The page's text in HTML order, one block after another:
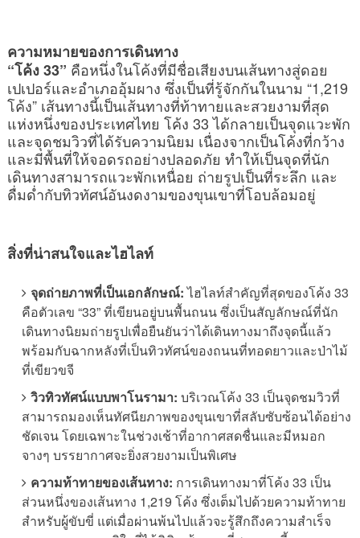
ความหมายของการเดินทาง
“โค้ง 33” คือหนึ่งในโค้งที่มีชื่อเสียงบนเส้นทางสู่ดอย
เปเปอร์และอำเภออุ้มผาง ซึ่งเป็นที่รู้จักกันในนาม “1,219
โค้ง” เส้นทางนี้เป็นเส้นทางที่ท้าทายและสวยงามที่สุด
แห่งหนึ่งของประเทศไทย โค้ง 33 ได้กลายเป็นจุดแวะพัก
และจุดชมวิวที่ได้รับความนิยม เนื่องจากเป็นโค้งที่กว้าง
และมีพื้นที่ให้จอดรถอย่างปลอดภัย ทำให้เป็นจุดที่นัก
เดินทางสามารถแวะพักเหนื่อย ถ่ายรูปเป็นที่ระลึก และ
ดื่มด่ำกับทิวทัศน์อันงดงามของขุนเขาที่โอบล้อมอยู่
สิ่งที่น่าสนใจและไฮไลท์
จุดถ่ายภาพที่เป็นเอกลักษณ์: ไฮไลท์สำคัญที่สุดของโค้ง 33
คือตัวเลข “33” ที่เขียนอยู่บนพื้นถนน ซึ่งเป็นสัญลักษณ์ที่นัก
เดินทางนิยมถ่ายรูปเพื่อยืนยันว่าได้เดินทางมาถึงจุดนี้แล้ว
พร้อมกับฉากหลังที่เป็นทิวทัศน์ของถนนที่ทอดยาวและป่าไม้
ที่เขียวขจี
วิวทิวทัศน์แบบพาโนรามา: บริเวณโค้ง 33 เป็นจุดชมวิวที่
สามารถมองเห็นทัศนียภาพของขุนเขาที่สลับซับซ้อนได้อย่าง
ชัดเจน โดยเฉพาะในช่วงเช้าที่อากาศสดชื่นและมีหมอก
จางๆ บรรยากาศจะยิ่งสวยงามเป็นพิเศษ
ความท้าทายของเส้นทาง: การเดินทางมาที่โค้ง 33 เป็น
ส่วนหนึ่งของเส้นทาง 1,219 โค้ง ซึ่งเต็มไปด้วยความท้าทาย
สำหรับผู้ขับขี่ แต่เมื่อผ่านพ้นไปแล้วจะรู้สึกถึงความสำเร็จ